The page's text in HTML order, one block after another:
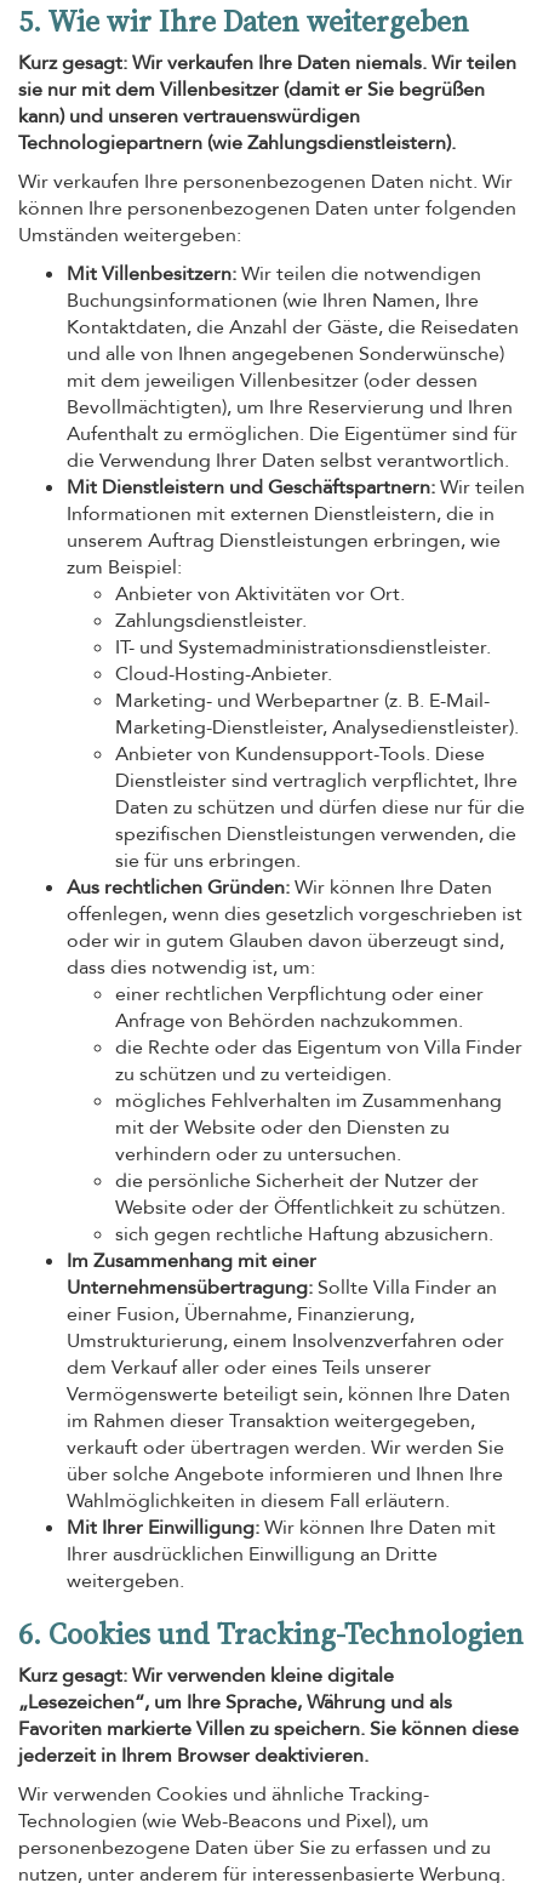
5. Wie wir Ihre Daten weitergeben
Kurz gesagt: Wir verkaufen Ihre Daten niemals. Wir teilen
sie nur mit dem Villenbesitzer (damit er Sie begrüßen
kann) und unseren vertrauenswürdigen
Technologiepartnern (wie Zahlungsdienstleistern).
Wir verkaufen Ihre personenbezogenen Daten nicht. Wir
können Ihre personenbezogenen Daten unter folgenden
Umständen weitergeben:
Mit Villenbesitzern:Wir teilen die notwendigen
Buchungsinformationen (wie Ihren Namen, Ihre
Kontaktdaten, die Anzahl der Gäste, die Reisedaten
und alle von Ihnen angegebenen Sonderwünsche)
mit dem jeweiligen Villenbesitzer (oder dessen
Bevollmächtigten), um Ihre Reservierung und Ihren
Aufenthalt zu ermöglichen. Die Eigentümer sind für
die Verwendung Ihrer Daten selbst verantwortlich.
Mit Dienstleistern und Geschäftspartnern:Wir teilen
Informationen mit externen Dienstleistern, die in
unserem Auftrag Dienstleistungen erbringen, wie
zum Beispiel:
Anbieter von Aktivitäten vor Ort.
Zahlungsdienstleister.
IT- und Systemadministrationsdienstleister.
Cloud-Hosting-Anbieter.
Marketing- und Werbepartner (z. B. E-Mail-
Marketing-Dienstleister, Analysedienstleister).
Anbieter von Kundensupport-Tools. Diese
Dienstleister sind vertraglich verpflichtet, Ihre
Daten zu schützen und dürfen diese nur für die
spezifischen Dienstleistungen verwenden, die
sie für uns erbringen.
Aus rechtlichen Gründen:Wir können Ihre Daten
offenlegen, wenn dies gesetzlich vorgeschrieben ist
oder wir in gutem Glauben davon überzeugt sind,
dass dies notwendig ist, um:
einer rechtlichen Verpflichtung oder einer
Anfrage von Behörden nachzukommen.
die Rechte oder das Eigentum von Villa Finder
zu schützen und zu verteidigen.
mögliches Fehlverhalten im Zusammenhang
mit der Website oder den Diensten zu
verhindern oder zu untersuchen.
die persönliche Sicherheit der Nutzer der
Website oder der Öffentlichkeit zu schützen.
sich gegen rechtliche Haftung abzusichern.
Im Zusammenhang mit einer
Unternehmensübertragung:Sollte Villa Finder an
einer Fusion, Übernahme, Finanzierung,
Umstrukturierung, einem Insolvenzverfahren oder
dem Verkauf aller oder eines Teils unserer
Vermögenswerte beteiligt sein, können Ihre Daten
im Rahmen dieser Transaktion weitergegeben,
verkauft oder übertragen werden. Wir werden Sie
über solche Angebote informieren und Ihnen Ihre
Wahlmöglichkeiten in diesem Fall erläutern.
Mit Ihrer Einwilligung:Wir können Ihre Daten mit
Ihrer ausdrücklichen Einwilligung an Dritte
weitergeben.
6. Cookies und Tracking-Technologien
Kurz gesagt: Wir verwenden kleine digitale
„Lesezeichen“, um Ihre Sprache, Währung und als
Favoriten markierte Villen zu speichern. Sie können diese
jederzeit in Ihrem Browser deaktivieren.
Wir verwenden Cookies und ähnliche Tracking-
Technologien (wie Web-Beacons und Pixel), um
personenbezogene Daten über Sie zu erfassen und zu
nutzen, unter anderem für interessenbasierte Werbung.